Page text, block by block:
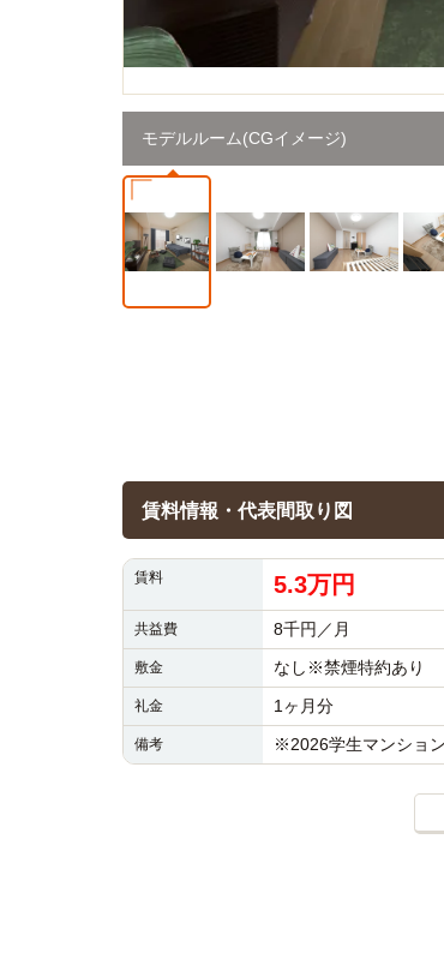
モデルルーム(CGイメージ)
賃料情報・代表間取り図
賃料 5.3万円
共益費 8千円／月
敷金 なし※禁煙特約あり
礼金 1ヶ月分
備考 ※2026学生マンショ